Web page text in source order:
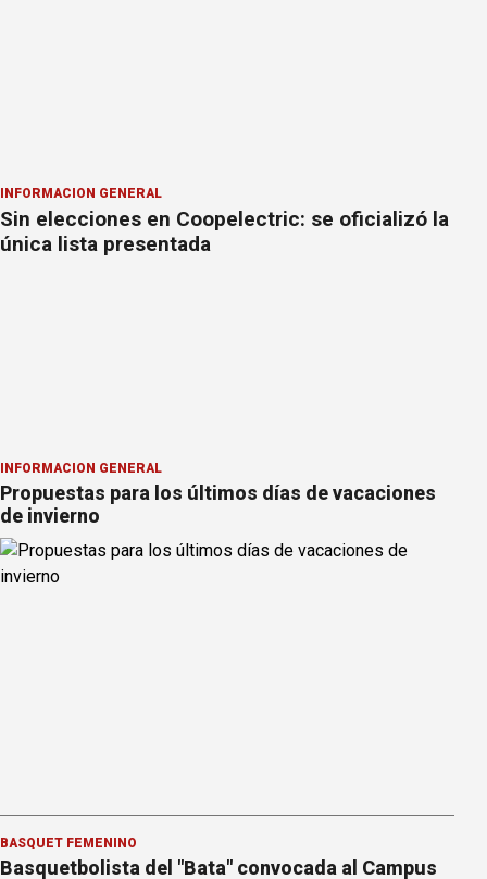
INFORMACION GENERAL
Sin elecciones en Coopelectric: se oficializó la
única lista presentada
INFORMACION GENERAL
Propuestas para los últimos días de vacaciones
de invierno
BÁSQUET FEMENINO
Basquetbolista del "Bata" convocada al Campus